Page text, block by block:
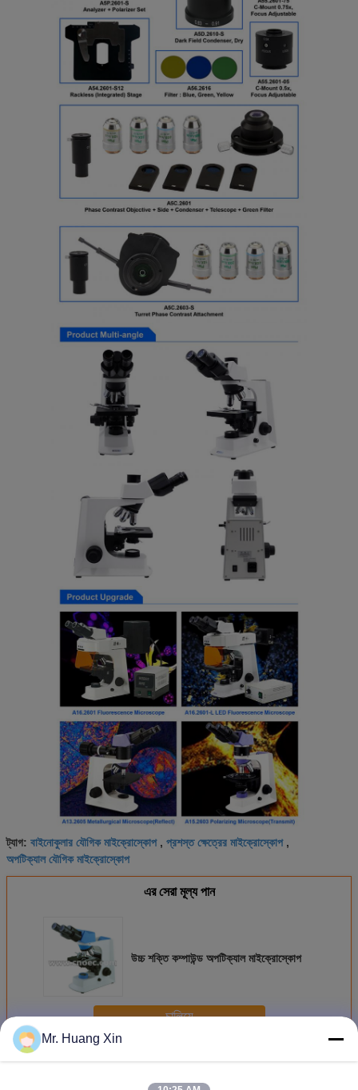
ট্যাগ: বাইনোকুলার যৌগিক মাইক্রোস্কোপ, প্রশস্ত ক্ষেত্রের মাইক্রোস্কোপ,
অপটিক্যাল যৌগিক মাইক্রোস্কোপ
এর সেরা মূল্য পান
উচ্চ শক্তি কম্পাউন্ড অপটিক্যাল মাইক্রোস্কোপ
চালিয়ে
অধিককম্পাউন্ড অপটিক্যাল মাইক্রোস্কোপ
Mr. Huang Xin